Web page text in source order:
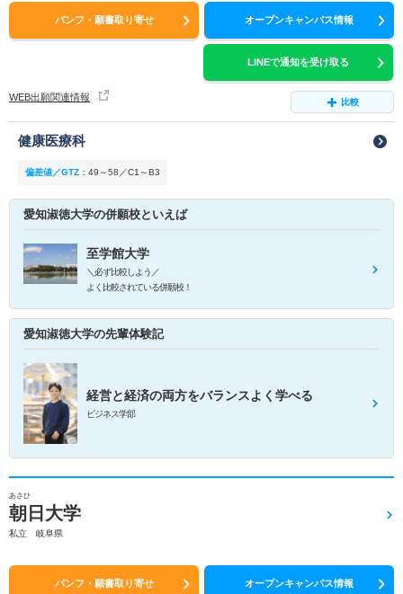
パンフ・願書取り寄せ オープンキャンパス情報
LINEで通知を受け取る
WEB出願関連情報 比較
健康医療科
偏差値／GTZ ： 49～58／C1～B3
愛知淑徳大学の併願校といえば
至学館大学
＼必ず比較しよう／
よく比較されている併願校！
愛知淑徳大学の先輩体験記
経営と経済の両方をバランスよく学べる
ビジネス学部
あさひ
朝日大学
私立 岐阜県
パンフ・願書取り寄せ オープンキャンパス情報